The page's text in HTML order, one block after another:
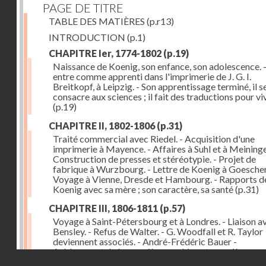
PAGE DE TITRE
TABLE DES MATIÈRES (p.r13)
INTRODUCTION (p.1)
CHAPITRE Ier, 1774-1802 (p.19)
Naissance de Koenig, son enfance, son adolescence.
entre comme apprenti dans l'imprimerie de J. G. I.
Breitkopf, à Leipzig. - Son apprentissage terminé, il
consacre aux sciences ; il fait des traductions pour
(p.19)
CHAPITRE II, 1802-1806(p.31)
Traité commercial avec Riedel. - Acquisition d'une
imprimerie à Mayence. - Affaires à Suhl et à
Construction de presses et stéréotypie. - Projet de
fabrique à Wurzbourg. - Lettre de Koenig à
Voyage à Vienne, Dresde et Hambourg. - Rapports
Koenig avec sa mère ; son caractère, sa santé(p.31)
CHAPITRE III, 1806-1811 (p.57)
Voyage à Saint-Pétersbourg et à Londres. - Liaison
Bensley. - Refus de Walter. - G. Woodfall et R. Taylor
deviennent associés. - André-Frédéric Bauer -
Achèvement de la première machine et premières